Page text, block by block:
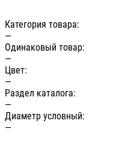
Категория товара:
—
Одинаковый товар:
—
Цвет:
—
Раздел каталога:
—
Диаметр условный:
—